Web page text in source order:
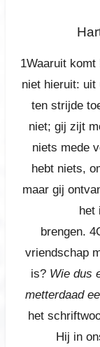
1Waaruit
niet hieruit: uit
ten strijde
niet; gij zijt
niets mede
hebt niets,
maar gij
het
brengen.
vriendschap
is?Wie dus
metterdaad
het
Hij in